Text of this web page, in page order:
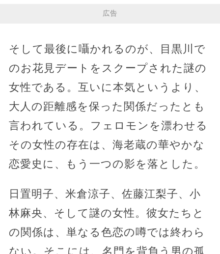
広告
そして最後に囁かれるのが、目黒川で
のお花見デートをスクープされた謎の
女性である。互いに本気というより、
大人の距離感を保った関係だったとも
言われている。フェロモンを漂わせる
その女性の存在は、海老蔵の華やかな
恋愛史に、もう一つの影を落とした。
日置明子、米倉涼子、佐藤江梨子、小
林麻央、そして謎の女性。彼女たちと
の関係は、単なる色恋の噂では終わら
ない。そこには、名門を背負う男の孤